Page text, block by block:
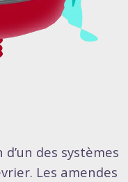
des systèmes
Les amendes